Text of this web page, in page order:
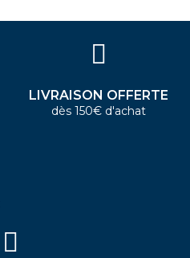
LIVRAISON OFFERTE
dès 150€ d'achat